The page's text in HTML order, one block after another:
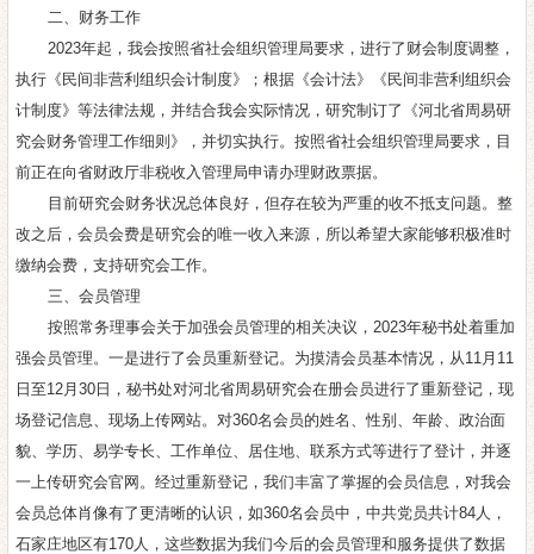
二、财务工作
2023年起，我会按照省社会组织管理局要求，进行了财会制度调整，
执行《民间非营利组织会计制度》；根据《会计法》《民间非营利组织会
计制度》等法律法规，并结合我会实际情况，研究制订了《河北省周易研
究会财务管理工作细则》，并切实执行。按照省社会组织管理局要求，目
前正在向省财政厅非税收入管理局申请办理财政票据。
目前研究会财务状况总体良好，但存在较为严重的收不抵支问题。整
改之后，会员会费是研究会的唯一收入来源，所以希望大家能够积极准时
缴纳会费，支持研究会工作。
三、会员管理
按照常务理事会关于加强会员管理的相关决议，2023年秘书处着重加
强会员管理。一是进行了会员重新登记。为摸清会员基本情况，从11月11
日至12月30日，秘书处对河北省周易研究会在册会员进行了重新登记，现
场登记信息、现场上传网站。对360名会员的姓名、性别、年龄、政治面
貌、学历、易学专长、工作单位、居住地、联系方式等进行了登计，并逐
一上传研究会官网。经过重新登记，我们丰富了掌握的会员信息，对我会
会员总体肖像有了更清晰的认识，如360名会员中，中共党员共计84人，
石家庄地区有170人，这些数据为我们今后的会员管理和服务提供了数据